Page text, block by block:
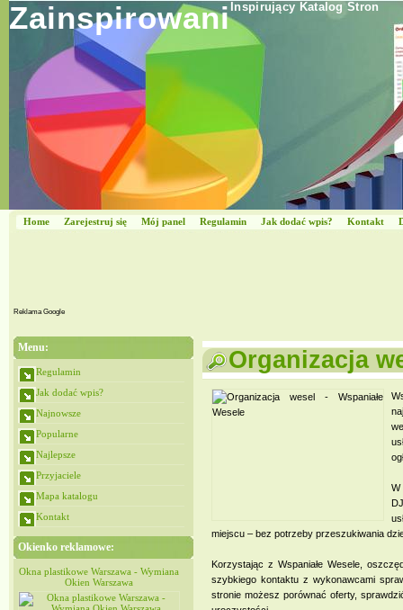
Zainspirowani Inspirujący Katalog Stron
Home Zarejestruj się Mój panel Regulamin Jak dodać wpis? Kontakt
Reklama Google
Menu:
Regulamin
Jak dodać wpis?
Najnowsze
Popularne
Najlepsze
Przyjaciele
Mapa katalogu
Kontakt
Okienko reklamowe:
Okna plastikowe Warszawa - Wymiana
Okien Warszawa
Okna plastikowe Warszawa - Wymiana
Okien Warszawa
Organizacja
W
miejscu – bez potrzeby przeszukiwania
Korzystając z Wspaniałe Wesele,
szybkiego kontaktu z wykonawcami
stronie możesz porównać oferty,